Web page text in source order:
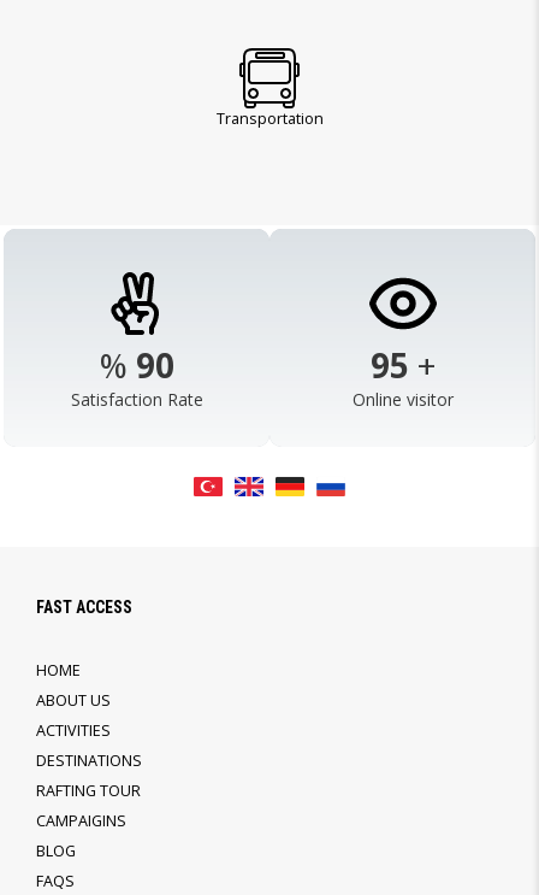
Transportation
% 98
Satisfaction Rate
103 +
Online visitor
FAST ACCESS
HOME
ABOUT US
ACTIVITIES
DESTINATIONS
RAFTING TOUR
CAMPAIGINS
BLOG
FAQS